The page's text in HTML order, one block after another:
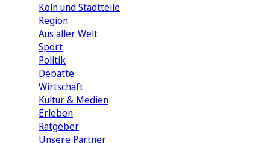
Köln und Stadtteile
Region
Aus aller Welt
Sport
Politik
Debatte
Wirtschaft
Kultur & Medien
Erleben
Ratgeber
Unsere Partner